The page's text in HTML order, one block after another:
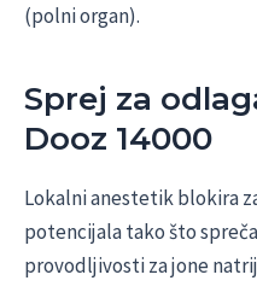
(polni organ).
Sprej za
Dooz 14000
Lokalni anestetik blokira
potencijala tako što
provodljivosti za jone